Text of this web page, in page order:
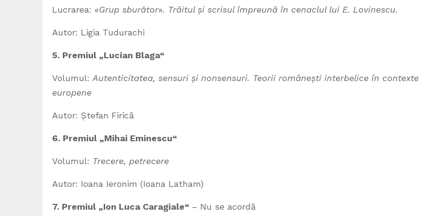
Lucrarea: «Grup sburător». Trăitul și scrisul împreună în cenaclul lui E. Lovinescu.
Autor: Ligia Tudurachi
5. Premiul „Lucian Blaga“
Volumul: Autenticitatea, sensuri și nonsensuri. Teorii românești interbelice în contexte
europene
Autor: Ștefan Firică
6. Premiul „Mihai Eminescu“
Volumul: Trecere, petrecere
Autor: Ioana Ieronim (Ioana Latham)
7. Premiul „Ion Luca Caragiale“ – Nu se acordă